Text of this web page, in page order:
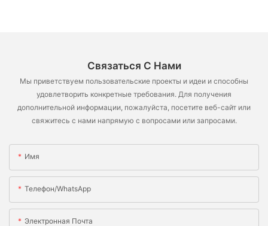
Связаться С Нами
Мы приветствуем пользовательские проекты и идеи и способны
удовлетворить конкретные требования. Для получения
дополнительной информации, пожалуйста, посетите веб-сайт или
свяжитесь с нами напрямую с вопросами или запросами.
Имя
Телефон/WhatsApp
Электронная Почта